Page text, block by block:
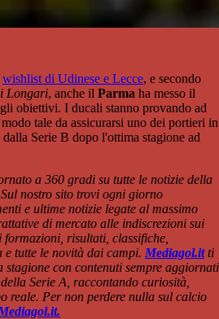
wishlist di Udinese e Lecce, e secondo
Longari, anche il Parma ha messo il
obiettivi. I ducali stanno provando ad
tale da assicurarsi uno dei portieri in
Serie B dopo l'ottima stagione ad
a 360 gradi su tutte le notizie della
Sul nostro sito trovi ogni giorno
e ultime notizie legate al massimo
di mercato alle indiscrezioni sui
risultati, classifiche,
e tutte le novità dai campi. Mediagol.itti
con contenuti sempre aggiornati
Serie A, raccontando curiosità,
reale. Per non perdere nulla sul calcio